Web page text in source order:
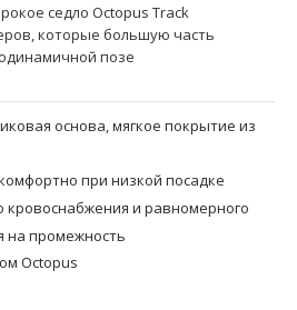
седло Octopus Track
которые большую часть
позе
основа, мягкое покрытие из
при низкой посадке
кровоснабжения и равномерного
на промежность
Octopus